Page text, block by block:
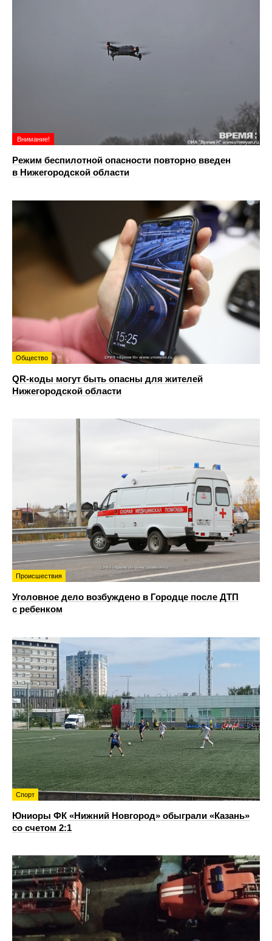
Внимание!
Режим беспилотной опасности повторно введен
в Нижегородской области
Общество
QR-коды могут быть опасны для жителей
Нижегородской области
Происшествия
Уголовное дело возбуждено в Городце после ДТП
с ребенком
Спорт
Юниоры ФК «Нижний Новгород» обыграли «Казань»
со счетом 2:1